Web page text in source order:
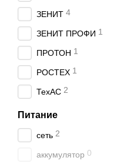
ЗЕНИТ 4
ЗЕНИТ ПРОФИ 1
ПРОТОН 1
РОСТЕХ 1
ТехАС 2
Питание
сеть 2
аккумулятор 0